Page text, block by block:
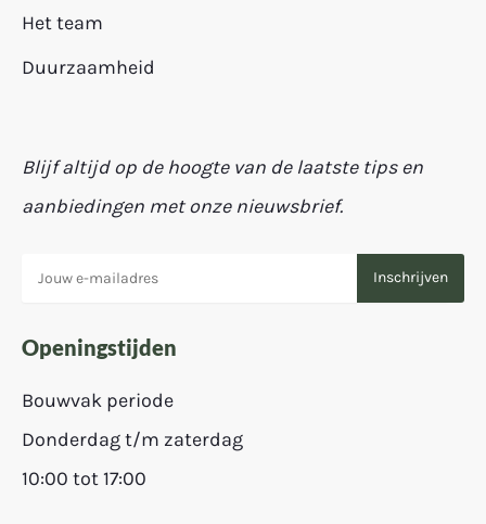
Het team
Duurzaamheid
Blijf altijd op de hoogte van de laatste tips en
aanbiedingen met onze nieuwsbrief.
Openingstijden
Bouwvak periode
Donderdag t/m zaterdag
10:00 tot 17:00